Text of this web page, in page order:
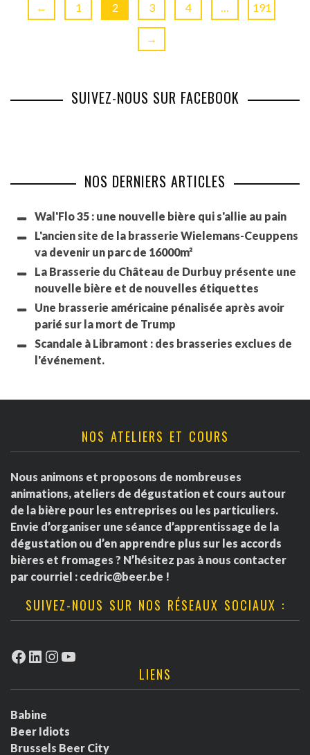
← 1 2 3 4 … 191
→
SUIVEZ-NOUS SUR FACEBOOK
NOS DERNIERS ARTICLES
Wal'Flo 35 : une nouvelle bière qui s'allie au pain
L'ancien site de la brasserie Wielemans-Ceuppens
va devenir un parc de 16000m²
La Brasserie du Château de Durbuy présente une
nouvelle bière et de nouvelles étiquettes
Une brasserie américaine pénalisée après avoir
parié sur la mort de Trump
Scandale à Libramont : des brasseries exclues de
l'événement.
NOS ATELIERS ET COURS
Nous animons et proposons de nombreuses
animations, ateliers de dégustation et cours autour
de la bière pour les entreprises ou les particuliers.
Envie d’organiser une séance d’apprentissage de la
dégustation ou d’en apprendre plus sur les accords
bières et fromages ? N’hésitez pas à nous contacter
par courriel : cedric@beer.be !
SUIVEZ-NOUS SUR NOS RÉSEAUX SOCIAUX :
Facebook
LinkedIn
Instagram
YouTube
LIENS
Babine
Beer Idiots
Brussels Beer City